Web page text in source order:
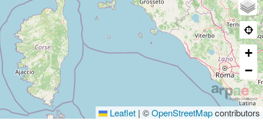
+
−
Leaflet | ©OpenStreetMapcontributors